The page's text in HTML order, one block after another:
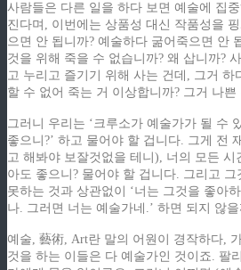
사람들은 다른 일을 하다 보면 예술에 집
진다며, 이번에는 상품성 대신 작품성을
으면 안 됩니까? 예술하다 굶어죽으면 안
것을 위해 죽을 수 없습니까? 왜 삽니까?
고 누리고 즐기기 위해 사는 건데, 그거 하
할 수 없어 죽는 거 이상합니까? 그거 나쁜
그러니 우리는 ‘크루소가 예술가가 될 수
좋으니?’ 하고 물어야 할 겁니다. 그게 전
고 해봐야 보잘것없을 테니), 너의 모든 시
아도 좋으니? 물어야 할 겁니다. 그리고 그
못하는 것과 상관없이 ‘너는 그것을 좋아
나. 그러면 너는 예술가네.’ 하면 되지 않을
예술, 藝術, Art란 말의 어원이 경작하다,
것을 하는 이들은 다 예술가인 것이죠. 팔